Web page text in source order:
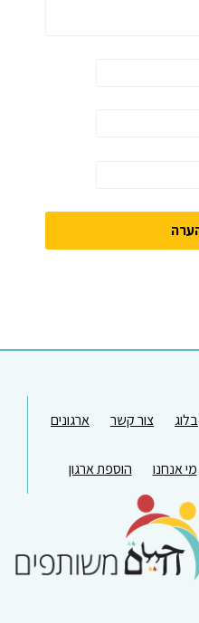
בלוג צור קשר ארגונים
מי אנחנו הוספת ארגון